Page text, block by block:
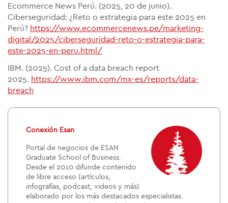
Ecommerce News Perú. (2025, 20 de junio).
Ciberseguridad: ¿Reto o estrategia para este 2025 en
Perú? https://www.ecommercenews.pe/marketing-
digital/2025/ciberseguridad-reto-o-estrategia-para-
este-2025-en-peru.html/
IBM. (2025). Cost of a data breach report
2025. https://www.ibm.com/mx-es/reports/data-
breach
Conexión Esan
Portal de negocios de ESAN
Graduate School of Business.
Desde el 2010 difunde contenido
de libre acceso (artículos,
infografías, podcast, videos y más)
elaborado por los más destacados especialistas.